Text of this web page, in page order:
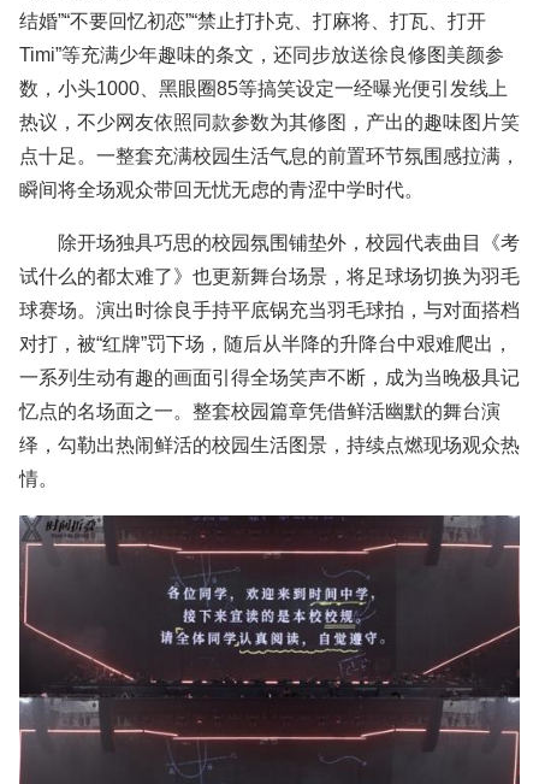
结婚”“不要回忆初恋”“禁止打扑克、打麻将、打瓦、打开
Timi”等充满少年趣味的条文，还同步放送徐良修图美颜参
数，小头1000、黑眼圈85等搞笑设定一经曝光便引发线上
热议，不少网友依照同款参数为其修图，产出的趣味图片笑
点十足。一整套充满校园生活气息的前置环节氛围感拉满，
瞬间将全场观众带回无忧无虑的青涩中学时代。
除开场独具巧思的校园氛围铺垫外，校园代表曲目《考
试什么的都太难了》也更新舞台场景，将足球场切换为羽毛
球赛场。演出时徐良手持平底锅充当羽毛球拍，与对面搭档
对打，被“红牌”罚下场，随后从半降的升降台中艰难爬出，
一系列生动有趣的画面引得全场笑声不断，成为当晚极具记
忆点的名场面之一。整套校园篇章凭借鲜活幽默的舞台演
绎，勾勒出热闹鲜活的校园生活图景，持续点燃现场观众热
情。